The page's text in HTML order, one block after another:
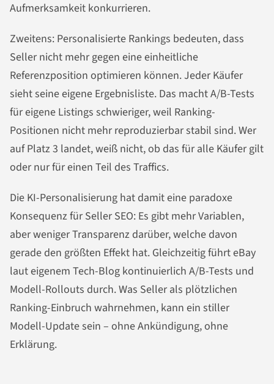
Aufmerksamkeit konkurrieren.
Zweitens: Personalisierte Rankings bedeuten, dass
Seller nicht mehr gegen eine einheitliche
Referenzposition optimieren können. Jeder Käufer
sieht seine eigene Ergebnisliste. Das macht A/B-Tests
für eigene Listings schwieriger, weil Ranking-
Positionen nicht mehr reproduzierbar stabil sind. Wer
auf Platz 3 landet, weiß nicht, ob das für alle Käufer gilt
oder nur für einen Teil des Traffics.
Die KI-Personalisierung hat damit eine paradoxe
Konsequenz für Seller SEO: Es gibt mehr Variablen,
aber weniger Transparenz darüber, welche davon
gerade den größten Effekt hat. Gleichzeitig führt eBay
laut eigenem Tech-Blog kontinuierlich A/B-Tests und
Modell-Rollouts durch. Was Seller als plötzlichen
Ranking-Einbruch wahrnehmen, kann ein stiller
Modell-Update sein – ohne Ankündigung, ohne
Erklärung.